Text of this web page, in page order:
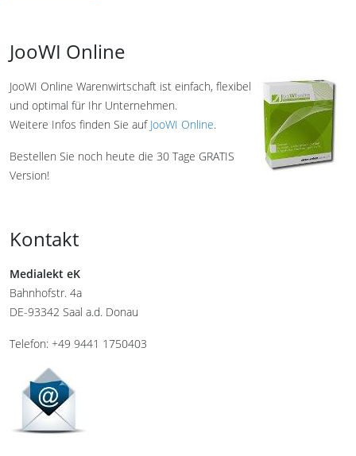
JooWI Online
JooWI Online Warenwirtschaft ist einfach, flexibel
und optimal für Ihr Unternehmen.
Weitere Infos finden Sie auf JooWI Online.
Bestellen Sie noch heute die 30 Tage GRATIS
Version!
Kontakt
Medialekt eK
Bahnhofstr. 4a
DE-93342 Saal a.d. Donau
Telefon: +49 9441 1750403